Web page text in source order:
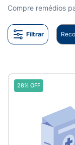
Filtrar
28% OFF